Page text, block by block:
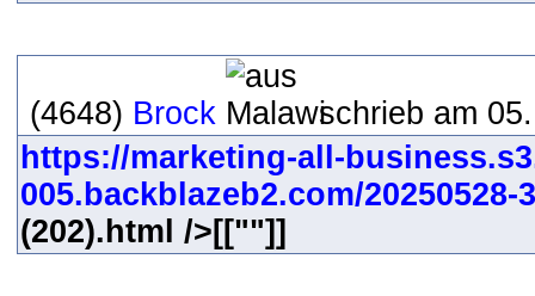
(4648) Brock
schrieb am
https://marketing-all-
005.backblazeb2.com/20250528-
(202).html />[[""]]